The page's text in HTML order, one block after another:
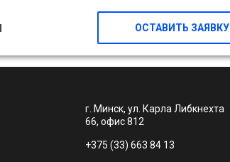
ОСТАВИТЬ ЗАЯВКУ
г. Минск, ул. Карла Либкнехта
66, офис 812
+375 (33) 663 84 13